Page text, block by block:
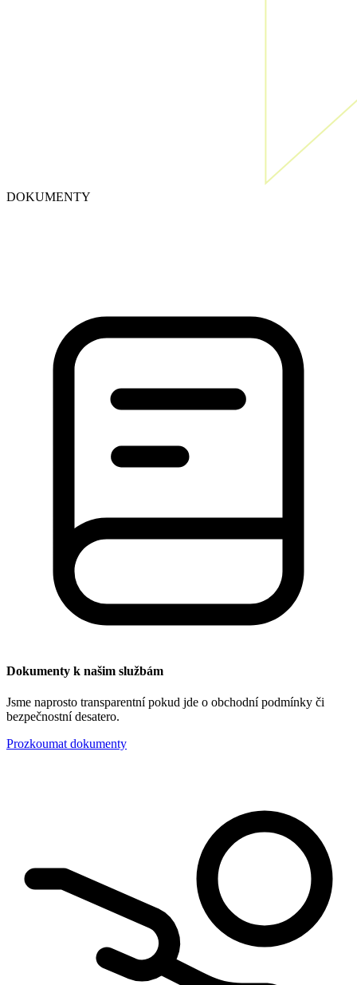
DOKUMENTY
Dokumenty k našim službám
Jsme naprosto transparentní pokud jde o obchodní podmínky či
bezpečnostní desatero.
Prozkoumat dokumenty